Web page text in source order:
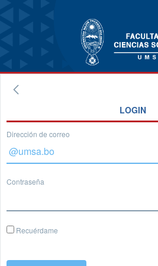
LOGIN
Dirección de correo
Contraseña
Recuérdame